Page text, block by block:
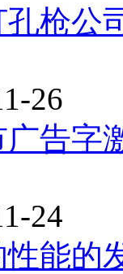
枪公
26
告字
24
性能的